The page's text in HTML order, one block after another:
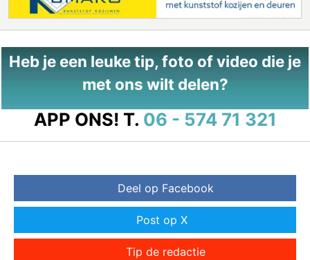
Heb je een leuke tip, foto of video die je
met ons wilt delen?
APP ONS! T. 06 - 574 71 321
Deel op Facebook
Post op X
Tip de redactie